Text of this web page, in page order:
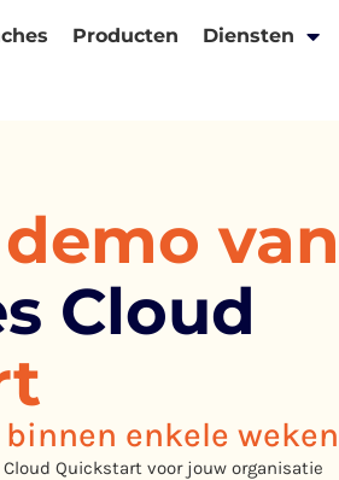
Producten Diensten
van
Cloud
enkele weken
Quickstart voor jouw organisatie